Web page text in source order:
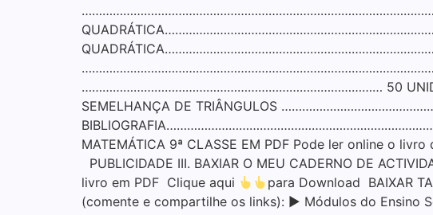
……………………………………………………………………………………………… 50
…………………………………………………………………………… 50
SEMELHANÇA DE TRIÂNGULOS
MATEMÁTICA 9ª CLASSE EM PDF Pode ler online o
PUBLICIDADE III. BAXIAR O MEU CADERNO DE
livro em PDF Clique aqui
para Download BAIXAR
(comente e compartilhe os links): ▶ Módulos do Ensino